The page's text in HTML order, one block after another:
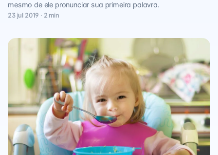
mesmo de ele pronunciar sua primeira palavra.
23 jul 2019 · 2 min